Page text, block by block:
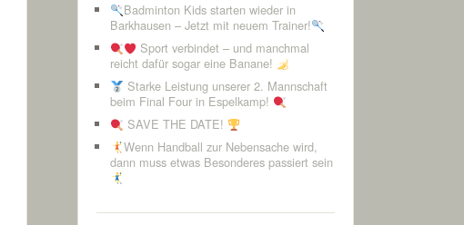
Badminton Kids starten wieder in
Barkhausen – Jetzt mit neuem Trainer!
Sport verbindet – und manchmal
reicht dafür sogar eine Banane!
Starke Leistung unserer 2. Mannschaft
beim Final Four in Espelkamp!
SAVE THE DATE!
Wenn Handball zur Nebensache wird,
dann muss etwas Besonderes passiert sein